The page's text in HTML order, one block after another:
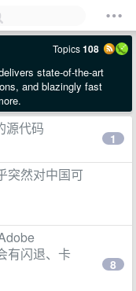
Topics108
state-of-the-art
and blazingly fast
源代码
1
突然对中国可
有闪退、卡
8